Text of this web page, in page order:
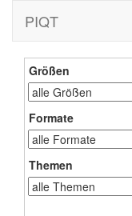
PIQT
Größen
Formate
Themen